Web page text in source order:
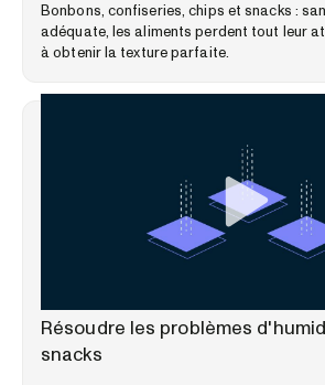
Bonbons, confiseries, chips et snacks :
adéquate, les aliments perdent tout leur
à obtenir la texture parfaite.
Résoudre les problèmes
snacks